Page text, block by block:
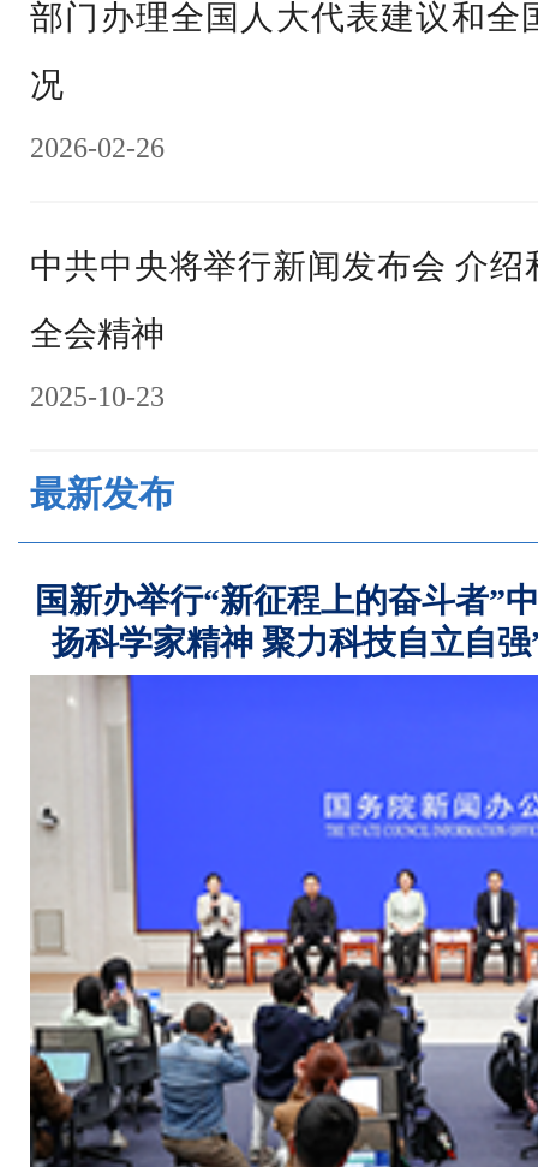
部门办理全国人大代表建议和全
况
2026-02-26
中共中央将举行新闻发布会 介
全会精神
2025-10-23
最新发布
国新办举行“新征程上的奋斗者”
扬科学家精神 聚力科技自立自